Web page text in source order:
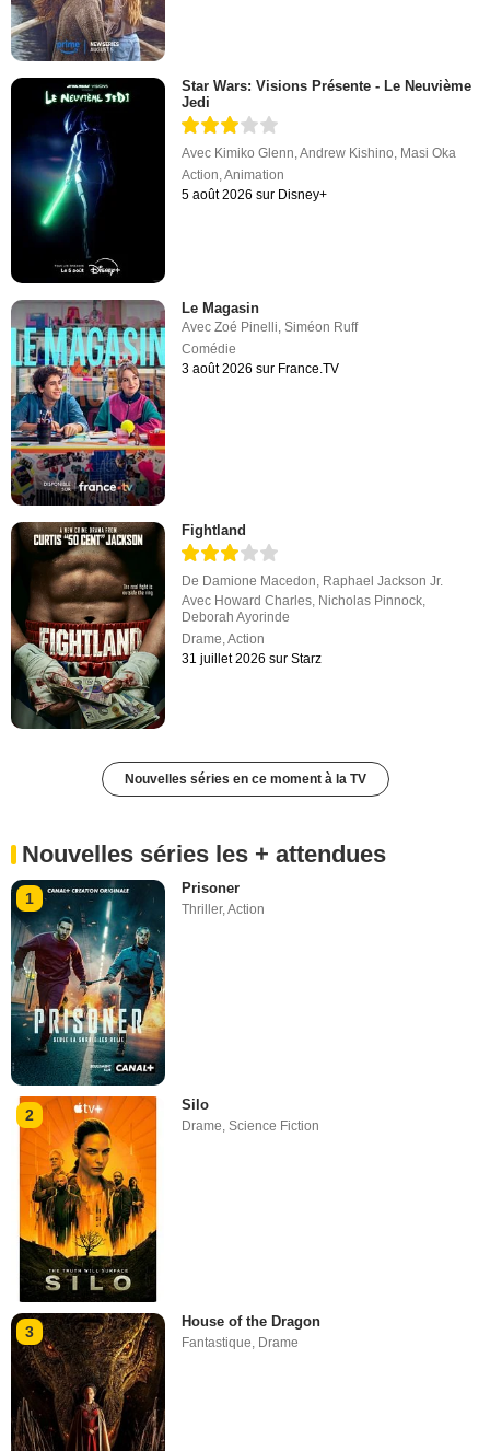
Star Wars: Visions Présente - Le Neuvième
Jedi
Avec Kimiko Glenn ,Andrew Kishino Masi Oka
Action ,Animation
5 août 2026 sur Disney+
Le Magasin
AvecZoé Pinelli,Siméon Ruff
Comédie
3 août 2026 sur France.TV
Fightland
De Damione Macedon, Raphael Jackson Jr.
Avec Howard Charles, Nicholas Pinnock,
Deborah Ayorinde
Drame,Action
31 juillet 2026 sur Starz
Nouvelles séries en ce moment à la TV
Nouvelles séries les + attendues
1
Prisoner
Thriller,Action
2
Silo
Drame,Science Fiction
3
House of the Dragon
Fantastique, Drame